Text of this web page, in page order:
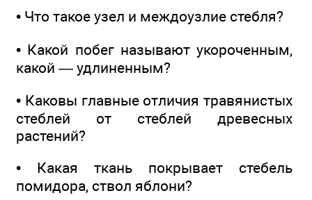
• Что такое узел и междоузлие стебля?
• Какой побег называют укороченным,
какой — удлиненным?
• Каковы главные отличия травянистых
стеблей от стеблей древесных
растений?
• Какая ткань покрывает стебель
помидора, ствол яблони?